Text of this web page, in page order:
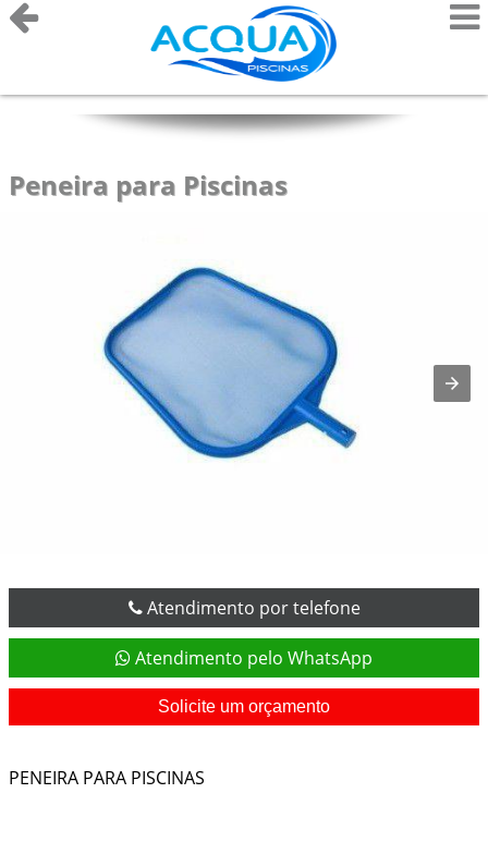
Peneira para Piscinas
Atendimento por telefone
Atendimento pelo WhatsApp
Solicite um orçamento
PENEIRA PARA PISCINAS